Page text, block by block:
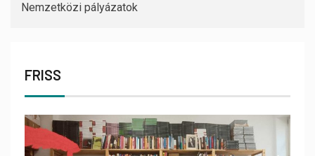
Nemzetközi pályázatok
FRISS